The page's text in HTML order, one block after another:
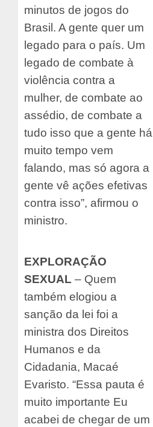
minutos de jogos do
Brasil. A gente quer um
legado para o país. Um
legado de combate à
violência contra a
mulher, de combate ao
assédio, de combate a
tudo isso que a gente há
muito tempo vem
falando, mas só agora a
gente vê ações efetivas
contra isso”, afirmou o
ministro.
EXPLORAÇÃO
SEXUAL – Quem
também elogiou a
sanção da lei foi a
ministra dos Direitos
Humanos e da
Cidadania, Macaé
Evaristo. “Essa pauta é
muito importante Eu
acabei de chegar de um